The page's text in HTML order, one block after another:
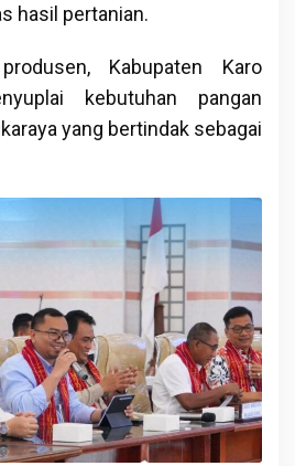
hasil pertanian.
Kabupaten Karo
kebutuhan pangan
yang bertindak sebagai